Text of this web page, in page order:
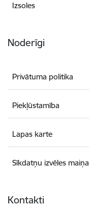
Izsoles
Noderīgi
Privātuma politika
Piekļūstamība
Lapas karte
Sīkdatņu izvēles maiņa
Kontakti